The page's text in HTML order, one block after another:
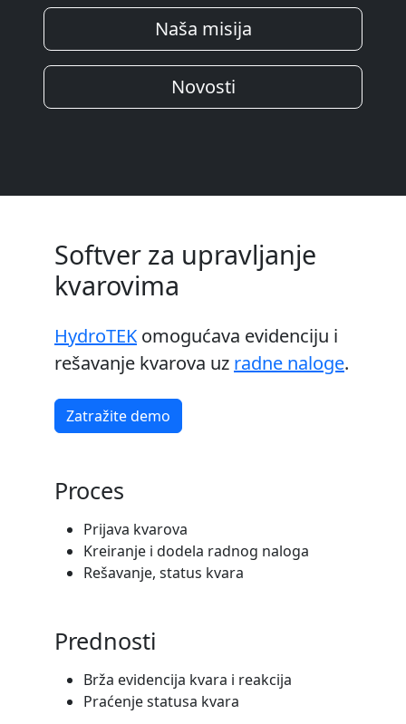
Naša misija
Novosti
Softver za upravljanje
kvarovima
HydroTEK omogućava evidenciju i
rešavanje kvarova uz radne naloge.
Zatražite demo
Proces
Prijava kvarova
Kreiranje i dodela radnog naloga
Rešavanje, status kvara
Prednosti
Brža evidencija kvara i reakcija
Praćenje statusa kvara